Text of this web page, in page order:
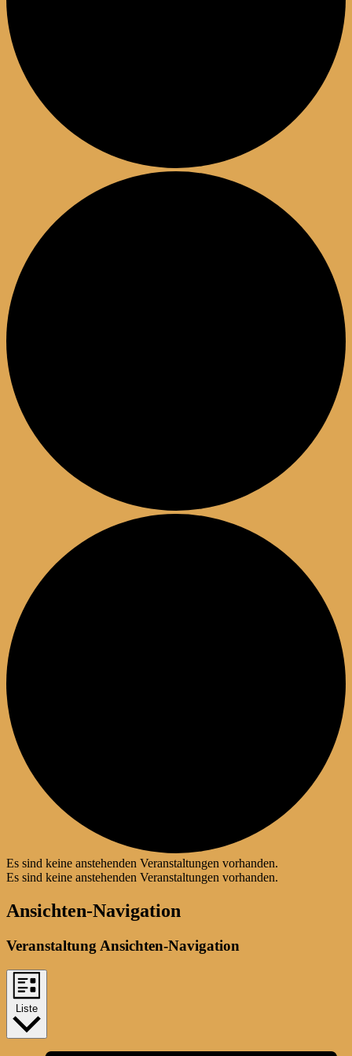
Es sind keine anstehenden Veranstaltungen vorhanden.
Es sind keine anstehenden Veranstaltungen vorhanden.
Ansichten-Navigation
Veranstaltung Ansichten-Navigation
Liste